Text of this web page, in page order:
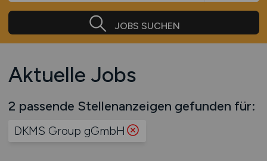
JOBS SUCHEN
Aktuelle Jobs
2 passende Stellenanzeigen gefunden für:
DKMS Group gGmbH